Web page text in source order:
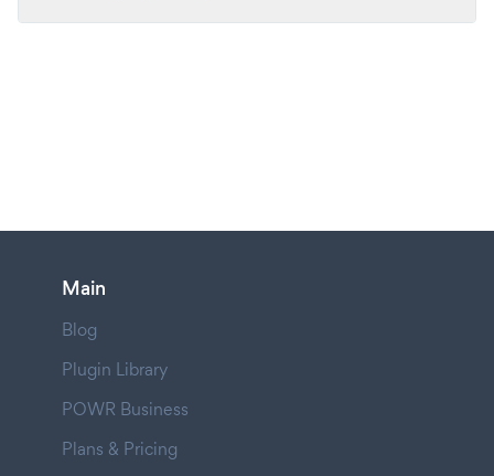
Main
Blog
Plugin Library
POWR Business
Plans & Pricing